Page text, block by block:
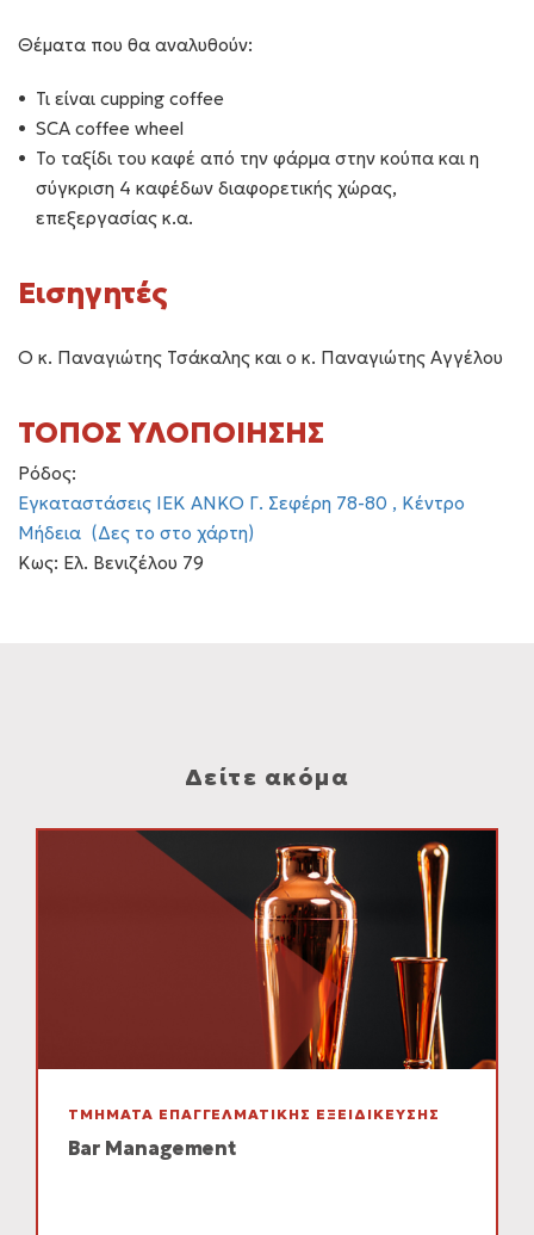
Θέματα που θα αναλυθούν:
Τι είναι cupping coffee
SCA coffee wheel
Το ταξίδι του καφέ από την φάρμα στην κούπα και η
σύγκριση 4 καφέδων διαφορετικής χώρας,
επεξεργασίας κ.α.
Εισηγητές
Ο κ. Παναγιώτης Τσάκαλης και ο κ. Παναγιώτης Αγγέλου
ΤΟΠΟΣ ΥΛΟΠΟΙΗΣΗΣ
Ρόδος:
Εγκαταστάσεις ΙΕΚ ΑΝΚΟ Γ. Σεφέρη 78-80 , Κέντρο
Μήδεια (Δες το στο χάρτη)
Κως: Ελ. Βενιζέλου 79
Δείτε ακόμα
ΤΜΗΜΑΤΑ ΕΠΑΓΓΕΛΜΑΤΙΚΗΣ ΕΞΕΙΔΙΚΕΥΣΗΣ
Bar Management